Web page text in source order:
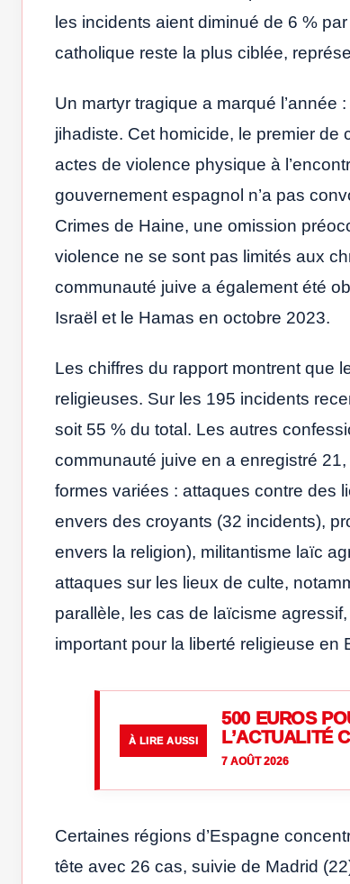
les incidents aient diminué de 6 %
catholique reste la plus ciblée,
Un martyr tragique a marqué l’année
jihadiste. Cet homicide, le premier de
actes de violence physique à
gouvernement espagnol n’a pas
Crimes de Haine, une omission
violence ne se sont pas limités aux
communauté juive a également été
Israël et le Hamas en octobre 2023.
Les chiffres du rapport montrent que
religieuses. Sur les 195 incidents
soit 55 % du total. Les autres
communauté juive en a enregistré
formes variées : attaques contre des
envers des croyants (32 incidents),
envers la religion), militantisme laïc
attaques sur les lieux de culte,
parallèle, les cas de laïcisme
important pour la liberté religieuse en
À LIRE AUSSI
500 EUROS
L’ACTUALITÉ
7 AOÛT 2026
Certaines régions d’Espagne
tête avec 26 cas, suivie de Madrid